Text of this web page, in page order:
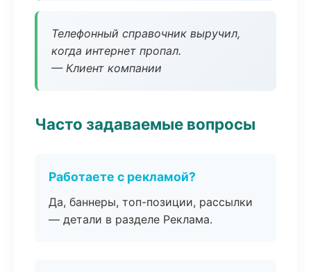
Телефонный справочник выручил,
когда интернет пропал.
— Клиент компании
Часто задаваемые вопросы
Работаете с рекламой?
Да, баннеры, топ-позиции, рассылки
— детали в разделе Реклама.